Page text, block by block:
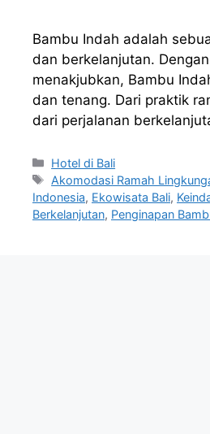
Bambu Indah adalah
dan berkelanjutan.
menakjubkan, Bambu
dan tenang. Dari praktik
dari perjalanan
Categories
Hotel di Bali
Tags
Akomodasi Ramah
Indonesia, Ekowisata Bali,
Berkelanjutan, Penginapan